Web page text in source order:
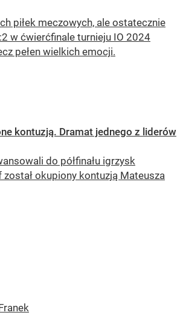
piłek meczowych, ale ostatecznie
w ćwierćfinale turnieju IO 2024
pełen wielkich emocji.
kontuzją. Dramat jednego z liderów
do półfinału igrzysk
okupiony kontuzją Mateusza